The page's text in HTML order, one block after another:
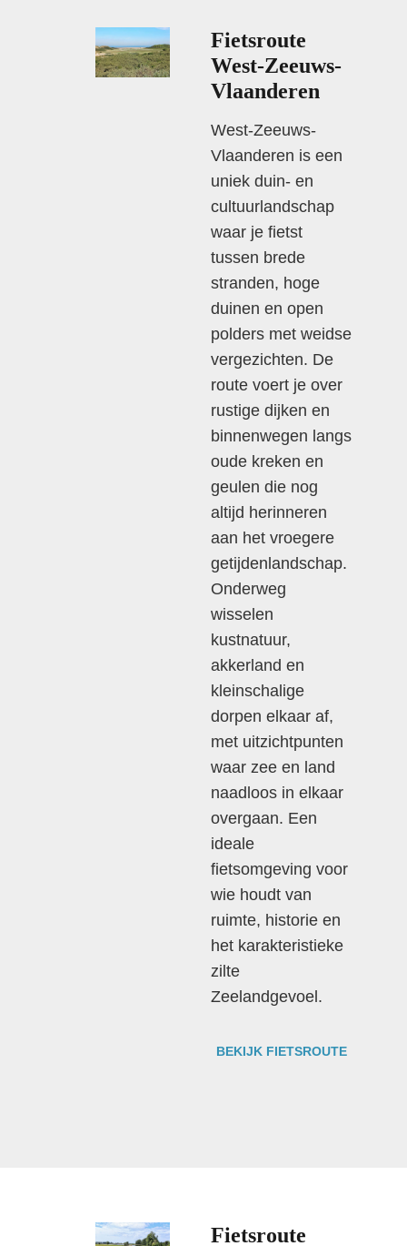
Fietsroute
West-Zeeuws-
Vlaanderen
West-Zeeuws-
Vlaanderen is een
uniek duin- en
cultuurlandschap
waar je fietst
tussen brede
stranden, hoge
duinen en open
polders met weidse
vergezichten. De
route voert je over
rustige dijken en
binnenwegen langs
oude kreken en
geulen die nog
altijd herinneren
aan het vroegere
getijdenlandschap.
Onderweg
wisselen
kustnatuur,
akkerland en
kleinschalige
dorpen elkaar af,
met uitzichtpunten
waar zee en land
naadloos in elkaar
overgaan. Een
ideale
fietsomgeving voor
wie houdt van
ruimte, historie en
het karakteristieke
zilte
Zeelandgevoel.
BEKIJK FIETSROUTE
Fietsroute